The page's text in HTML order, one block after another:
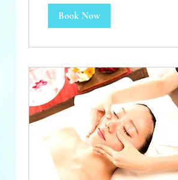
Book Now